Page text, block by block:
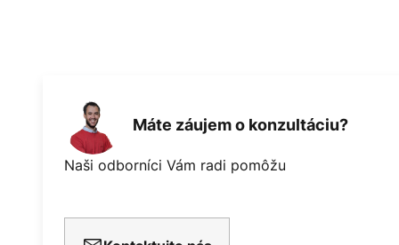
Máte záujem o konzultáciu?
Naši odborníci Vám radi pomôžu